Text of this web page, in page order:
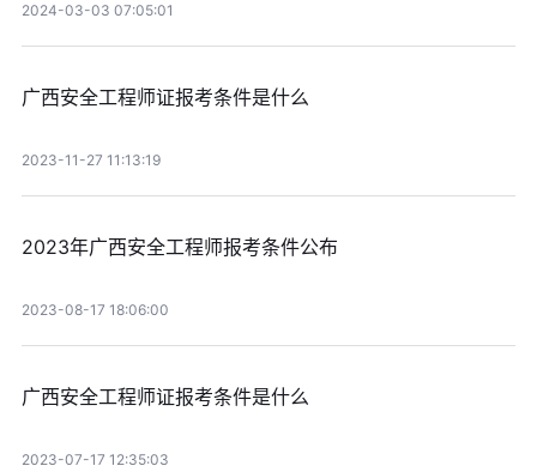
2024-03-03 07:05:01
广西安全工程师证报考条件是什么
2023-11-27 11:13:19
2023年广西安全工程师报考条件公布
2023-08-17 18:06:00
广西安全工程师证报考条件是什么
2023-07-17 12:35:03